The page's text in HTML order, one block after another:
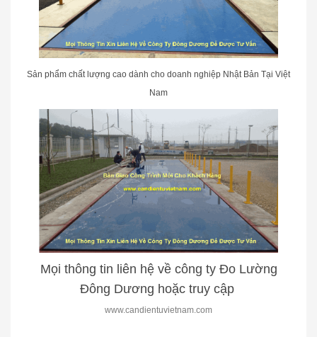
Sản phẩm chất lượng cao dành cho doanh nghiệp Nhật Bản Tại Việt
Nam
Mọi thông tin liên hệ về công ty Đo Lường
Đông Dương hoặc truy cập
www.candientuvietnam.com